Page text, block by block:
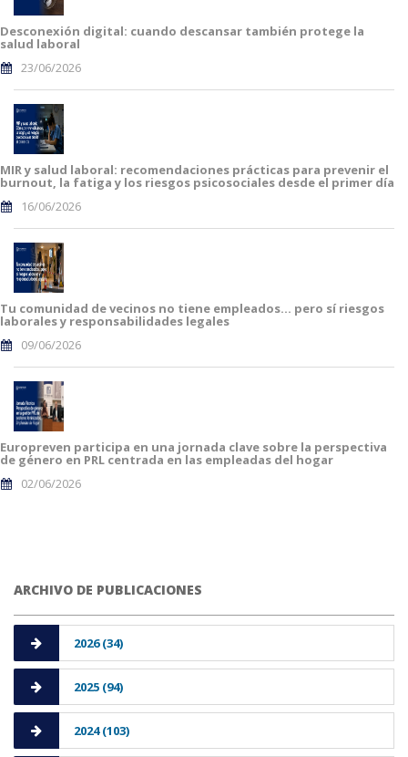
Desconexión digital: cuando descansar también protege la
salud laboral
23/06/2026
MIR y salud laboral: recomendaciones prácticas para prevenir el
burnout, la fatiga y los riesgos psicosociales desde el primer día
16/06/2026
Tu comunidad de vecinos no tiene empleados… pero sí riesgos
laborales y responsabilidades legales
09/06/2026
Europreven participa en una jornada clave sobre la perspectiva
de género en PRL centrada en las empleadas del hogar
02/06/2026
ARCHIVO DE PUBLICACIONES
2026 (34)
2025 (94)
2024 (103)